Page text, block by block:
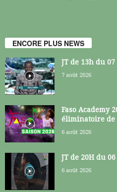
ENCORE PLUS NEWS
JT de 13h du
7 août 2026
Faso Academy
éliminatoire de
6 août 2026
JT de 20H du
6 août 2026